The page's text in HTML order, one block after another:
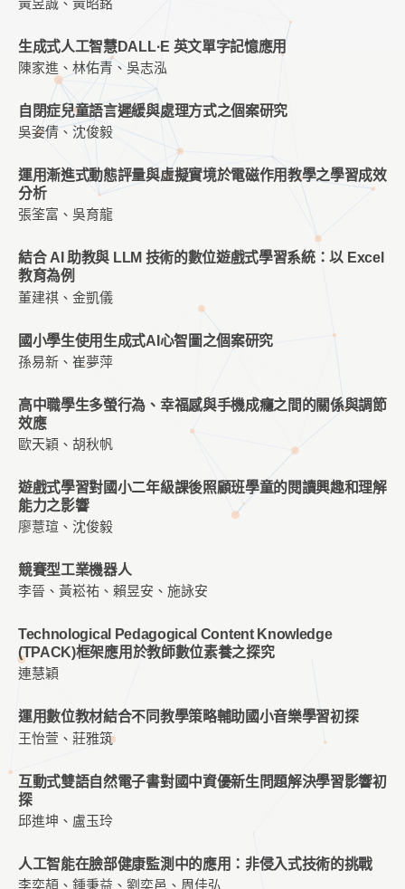
黃昱誠、黃昭銘
生成式人工智慧DALL·E 英文單字記憶應用
陳家進、林佑青、吳志泓
自閉症兒童語言遲緩與處理方式之個案研究
吳姿倩、沈俊毅
運用漸進式動態評量與虛擬實境於電磁作用教學之學習成效
分析
張筌富、吳育龍
結合 AI 助教與 LLM 技術的數位遊戲式學習系統：以 Excel
教育為例
董建祺、金凱儀
國小學生使用生成式AI心智圖之個案研究
孫易新、崔夢萍
高中職學生多螢行為、幸福感與手機成癮之間的關係與調節
效應
歐天穎、胡秋帆
遊戲式學習對國小二年級課後照顧班學童的閱讀興趣和理解
能力之影響
廖薏瑄、沈俊毅
競賽型工業機器人
李晉、黃崧祐、賴昱安、施詠安
Technological Pedagogical Content Knowledge
(TPACK)框架應用於教師數位素養之探究
連慧穎
運用數位教材結合不同教學策略輔助國小音樂學習初探
王怡萱、莊雅筑
互動式雙語自然電子書對國中資優新生問題解決學習影響初
探
邱進坤、盧玉玲
人工智能在臉部健康監測中的應用：非侵入式技術的挑戰
李奕頡、鍾秉益、劉奕邑、周佳弘